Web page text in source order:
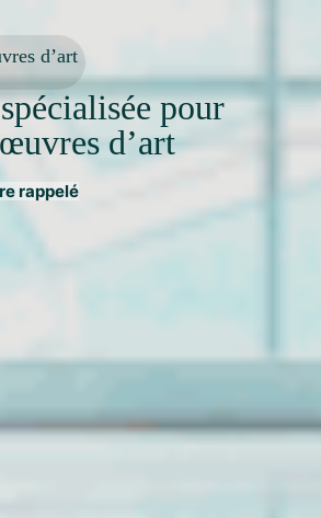
d’art
pour
d’art
rappelé